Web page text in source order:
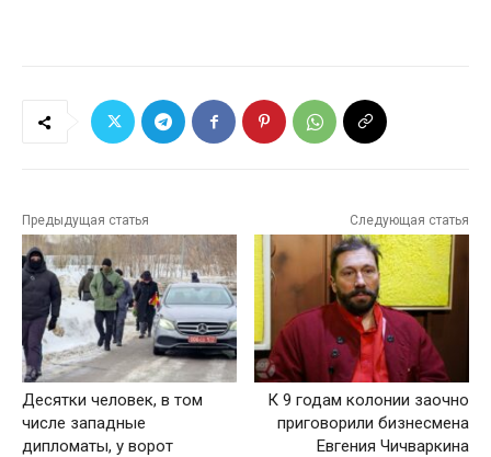
Предыдущая статья
Десятки человек, в том
числе западные
дипломаты, у ворот
Следующая статья
К 9 годам колонии заочно
приговорили бизнесмена
Евгения Чичваркина